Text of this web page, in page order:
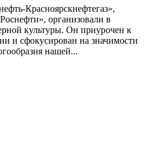
Красноярскнефтегаз»,
организовали в
культуры. Он приурочен к
и сфокусирован на значимости
нашей...